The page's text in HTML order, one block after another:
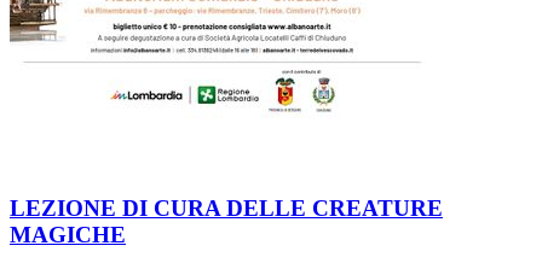
LEZIONE DI CURA DELLE CREATURE
MAGICHE